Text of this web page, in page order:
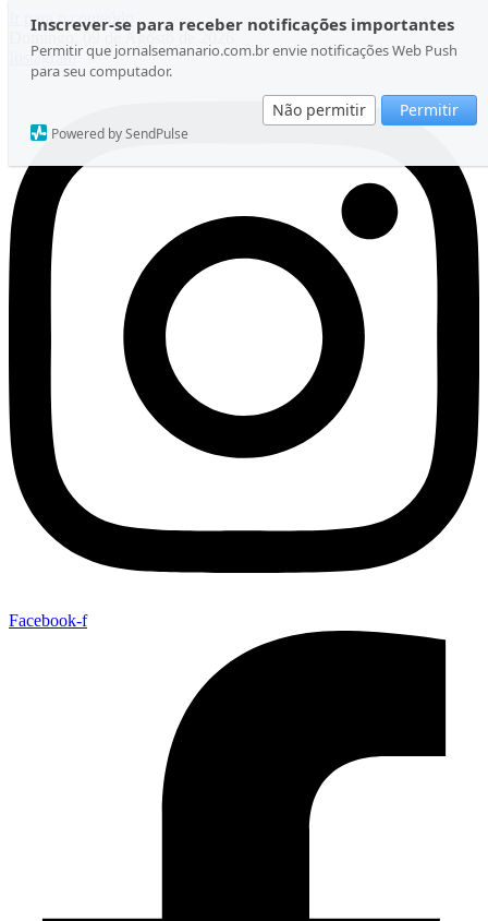
Inscrever-se para receber notificações importantes
Permitir que jornalsemanario.com.br envie notificações Web Push
para seu computador.
Não permitir Permitir
Powered by SendPulse
Ir para o conteúdo
Domingo, 09 de Agosto de 2026
Instagram
Facebook-f